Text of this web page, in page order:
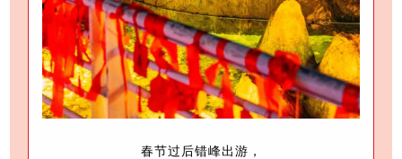
春节过后错峰出游，